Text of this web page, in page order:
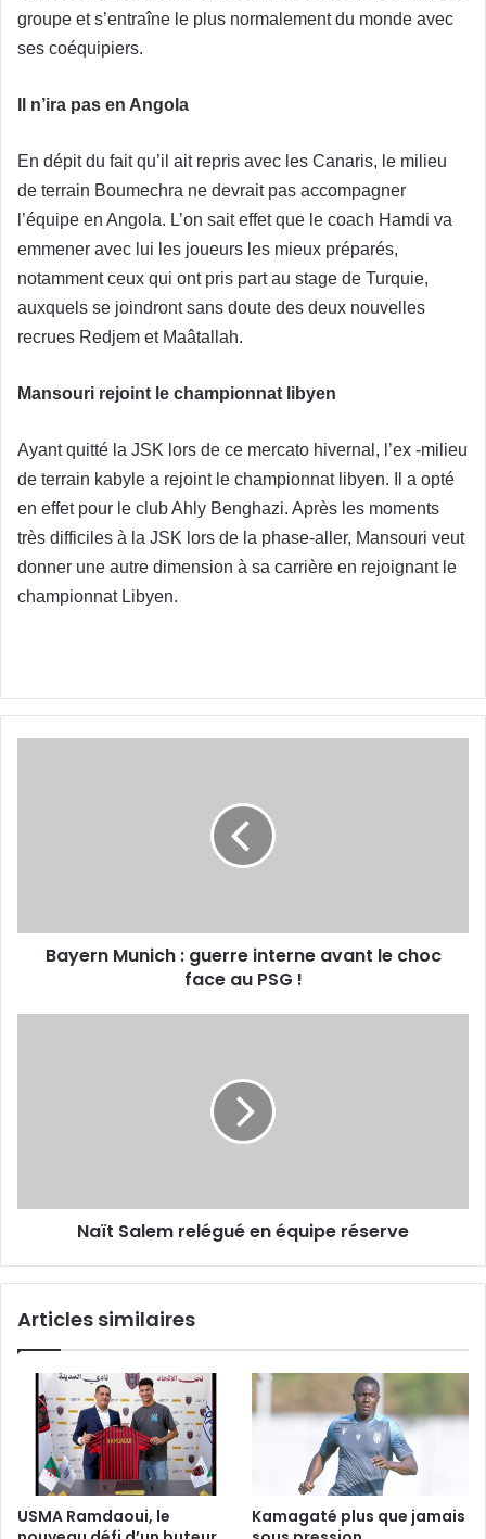
groupe et s’entraîne le plus normalement du monde avec
ses coéquipiers.
Il n’ira pas en Angola
En dépit du fait qu’il ait repris avec les Canaris, le milieu
de terrain Boumechra ne devrait pas accompagner
l’équipe en Angola. L’on sait effet que le coach Hamdi va
emmener avec lui les joueurs les mieux préparés,
notamment ceux qui ont pris part au stage de Turquie,
auxquels se joindront sans doute des deux nouvelles
recrues Redjem et Maâtallah.
Mansouri rejoint le championnat libyen
Ayant quitté la JSK lors de ce mercato hivernal, l’ex -milieu
de terrain kabyle a rejoint le championnat libyen. Il a opté
en effet pour le club Ahly Benghazi. Après les moments
très difficiles à la JSK lors de la phase-aller, Mansouri veut
donner une autre dimension à sa carrière en rejoignant le
championnat Libyen.
face
Bayern Munich : guerre interne avant le choc
face au PSG !
Naït Salem relégué en équipe réserve
Articles similaires
USMA Ramdaoui, le
Kamagaté plus que jamais